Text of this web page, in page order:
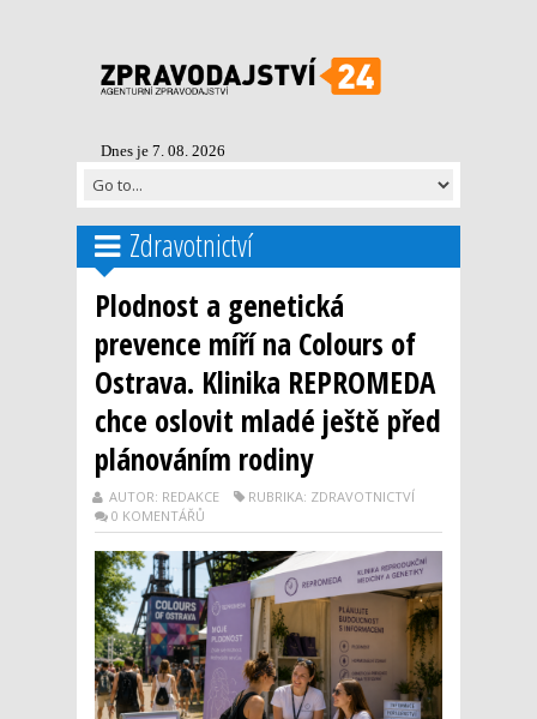
Dnes je 7. 08. 2026
Zdravotnictví
Plodnost a genetická
prevence míří na Colours of
Ostrava. Klinika REPROMEDA
chce oslovit mladé ještě před
plánováním rodiny
AUTOR: REDAKCE
RUBRIKA: ZDRAVOTNICTVÍ
0 KOMENTÁŘŮ